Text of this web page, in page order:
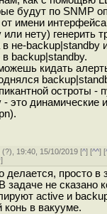
будут по SNMP
имени
нету) генерить
в не-backup|standby
в backup|standby.
кидать
остроты -
- это динамические
(?), 19:40, 15/10/2019 [^] [^^] [
]
делается, просто в
задаче не сказано
active и
конь в вакууме.